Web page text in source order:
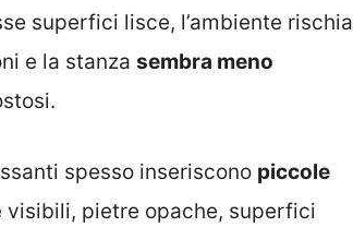
superfici lisce, l’ambiente rischia
e la stanza sembra meno
spesso inseriscono piccole
visibili, pietre opache, superfici